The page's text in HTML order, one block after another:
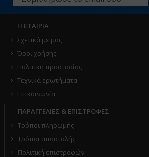
Η ΕΤΑΙΡΙΑ
Σχετικά με μας
Όροι χρήσης
Πολιτική προστασίας
Τεχνικά ερωτήματα
Επικοινωνία
ΠΑΡΑΓΓΕΛΙΕΣ & ΕΠΙΣΤΡΟΦΕΣ
Τρόποι πληρωμής
Τρόποι αποστολής
Πολιτική επιστροφών